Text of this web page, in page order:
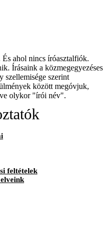
ahol nincs íróasztalfiók.
Írásaink a közmegegyezéses
szellemisége szerint
között megóvjuk,
olykor "írói név".
feltételek